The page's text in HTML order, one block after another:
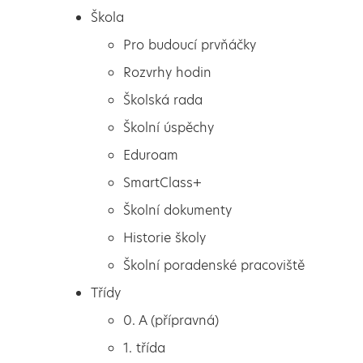
Pro budoucí prvňáčky
Rozvrhy hodin
Školská rada
Škola
Pro budoucí prvňáčky
Rozvrhy hodin
Školská rada
Školní úspěchy
Eduroam
SmartClass+
Školní dokumenty
Historie školy
Školní poradenské pracoviště
Třídy
0. A (přípravná)
1. třída
Pražský hrad